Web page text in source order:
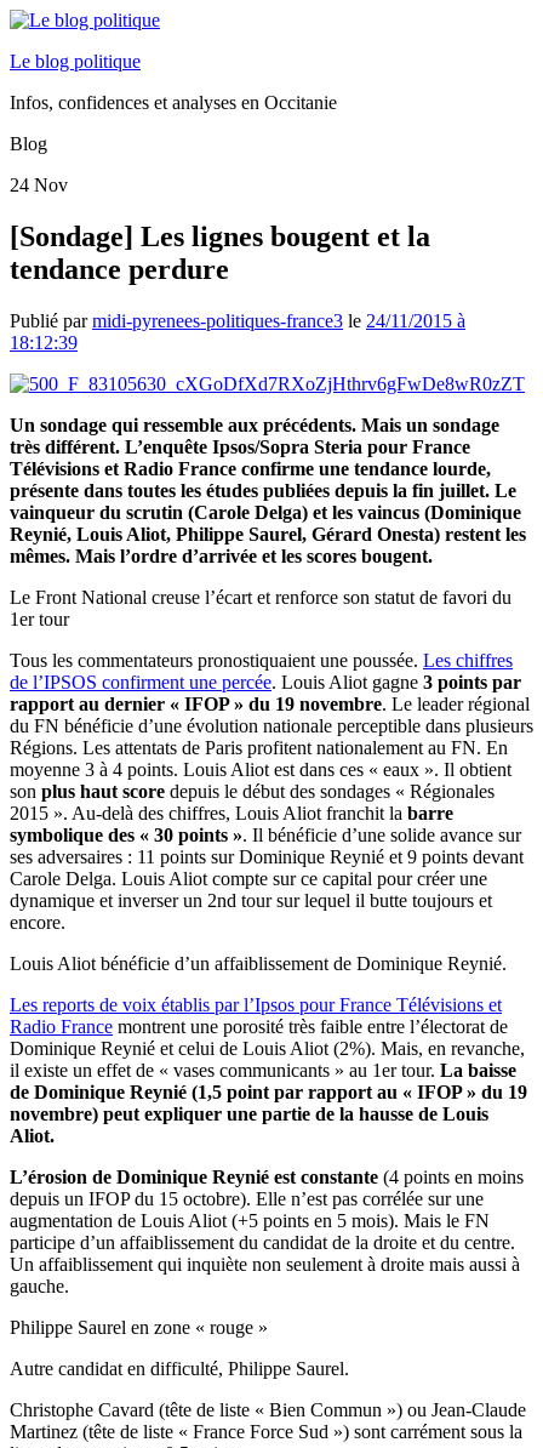
Le blog politique
Infos, confidences et analyses en Occitanie
Blog
24 Nov
[Sondage] Les lignes bougent et la
tendance perdure
Publié parmidi-pyrenees-politiques-france3 le 24/11/2015 à
18:12:39
Un sondage qui ressemble aux précédents. Mais un sondage
très différent. L’enquête Ipsos/Sopra Steria pour France
Télévisions et Radio France confirme une tendance lourde,
présente dans toutes les études publiées depuis la fin juillet. Le
vainqueur du scrutin (Carole Delga) et les vaincus (Dominique
Reynié, Louis Aliot, Philippe Saurel, Gérard Onesta) restent les
mêmes. Mais l’ordre d’arrivée et les scores bougent.
Le Front National creuse l’écart et renforce son statut de favori du
1er tour
Tous les commentateurs pronostiquaient une poussée. Les chiffres
de l’IPSOS confirment une percée. Louis Aliot gagne 3 points par
rapport au dernier « IFOP » du 19 novembre. Le leader régional
du FN bénéficie d’une évolution nationale perceptible dans plusieurs
Régions. Les attentats de Paris profitent nationalement au FN. En
moyenne 3 à 4 points. Louis Aliot est dans ces « eaux ». Il obtient
son plus haut score depuis le début des sondages « Régionales
2015 ». Au-delà des chiffres, Louis Aliot franchit la barre
symbolique des « 30 points ». Il bénéficie d’une solide avance sur
ses adversaires : 11 points sur Dominique Reynié et 9 points devant
Carole Delga. Louis Aliot compte sur ce capital pour créer une
dynamique et inverser un 2nd tour sur lequel il butte toujours et
encore.
Louis Aliot bénéficie d’un affaiblissement de Dominique Reynié.
Les reports de voix établis par l’Ipsos pour France Télévisions et
Radio France montrent une porosité très faible entre l’électorat de
Dominique Reynié et celui de Louis Aliot (2%). Mais, en revanche,
il existe un effet de « vases communicants » au 1er tour. La baisse
de Dominique Reynié (1,5 point par rapport au « IFOP » du 19
novembre) peut expliquer une partie de la hausse de Louis
Aliot.
L’érosion de Dominique Reynié est constante (4 points en moins
depuis un IFOP du 15 octobre). Elle n’est pas corrélée sur une
augmentation de Louis Aliot (+5 points en 5 mois). Mais le FN
participe d’un affaiblissement du candidat de la droite et du centre.
Un affaiblissement qui inquiète non seulement à droite mais aussi à
gauche.
Philippe Saurel en zone « rouge »
Autre candidat en difficulté, Philippe Saurel.
Christophe Cavard (tête de liste « Bien Commun ») ou Jean-Claude
Martinez (tête de liste « France Force Sud ») sont carrément sous la